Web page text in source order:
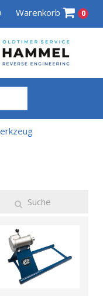
Warenkorb 0